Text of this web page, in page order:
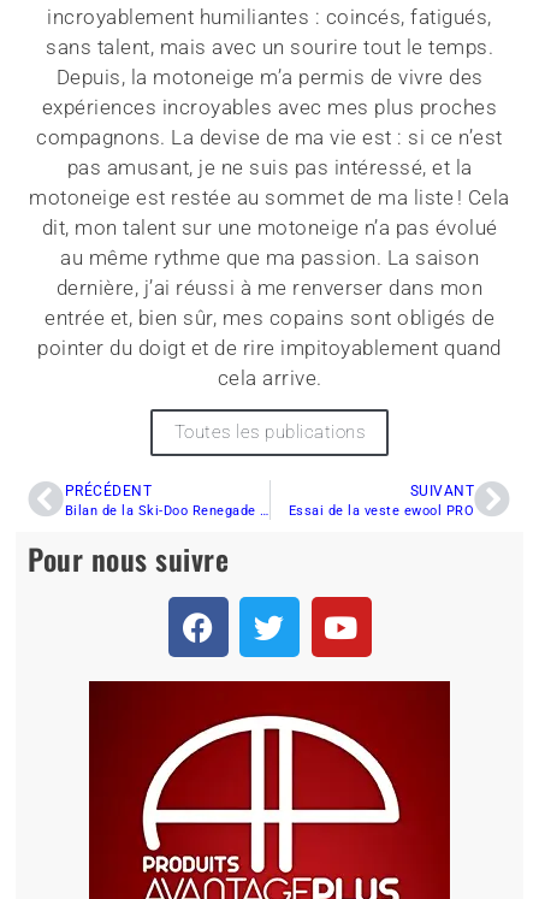
incroyablement humiliantes : coincés, fatigués,
sans talent, mais avec un sourire tout le temps.
Depuis, la motoneige m’a permis de vivre des
expériences incroyables avec mes plus proches
compagnons. La devise de ma vie est : si ce n’est
pas amusant, je ne suis pas intéressé, et la
motoneige est restée au sommet de ma liste ! Cela
dit, mon talent sur une motoneige n’a pas évolué
au même rythme que ma passion. La saison
dernière, j’ai réussi à me renverser dans mon
entrée et, bien sûr, mes copains sont obligés de
pointer du doigt et de rire impitoyablement quand
cela arrive.
Toutes les publications
PRÉCÉDENT
Bilan de la Ski-Doo Renegade X-RS 850 E TEC 2022
SUIVANT
Essai de la veste ewool PRO
Pour nous suivre